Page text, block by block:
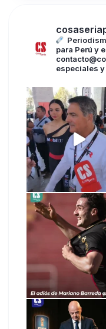
para Perú y
especiales y